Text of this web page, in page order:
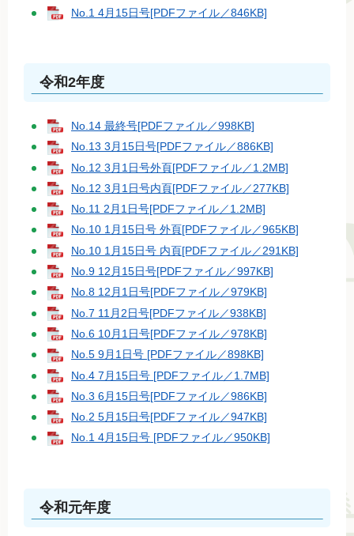
No.1 4月15日号[PDFファイル／846KB]
令和2年度
No.14 最終号[PDFファイル／998KB]
No.13 3月15日号[PDFファイル／886KB]
No.12 3月1日号外頁[PDFファイル／1.2MB]
No.12 3月1日号内頁[PDFファイル／277KB]
No.11 2月1日号[PDFファイル／1.2MB]
No.10 1月15日号 外頁[PDFファイル／965KB]
No.10 1月15日号 内頁[PDFファイル／291KB]
No.9 12月15日号[PDFファイル／997KB]
No.8 12月1日号[PDFファイル／979KB]
No.7 11月2日号[PDFファイル／938KB]
No.6 10月1日号[PDFファイル／978KB]
No.5 9月1日号 [PDFファイル／898KB]
No.4 7月15日号 [PDFファイル／1.7MB]
No.3 6月15日号[PDFファイル／986KB]
No.2 5月15日号[PDFファイル／947KB]
No.1 4月15日号 [PDFファイル／950KB]
令和元年度